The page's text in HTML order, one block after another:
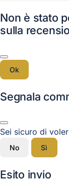
Non è stato
sulla
Ok
Segnala
Sei sicuro di
No Sì
Esito invio